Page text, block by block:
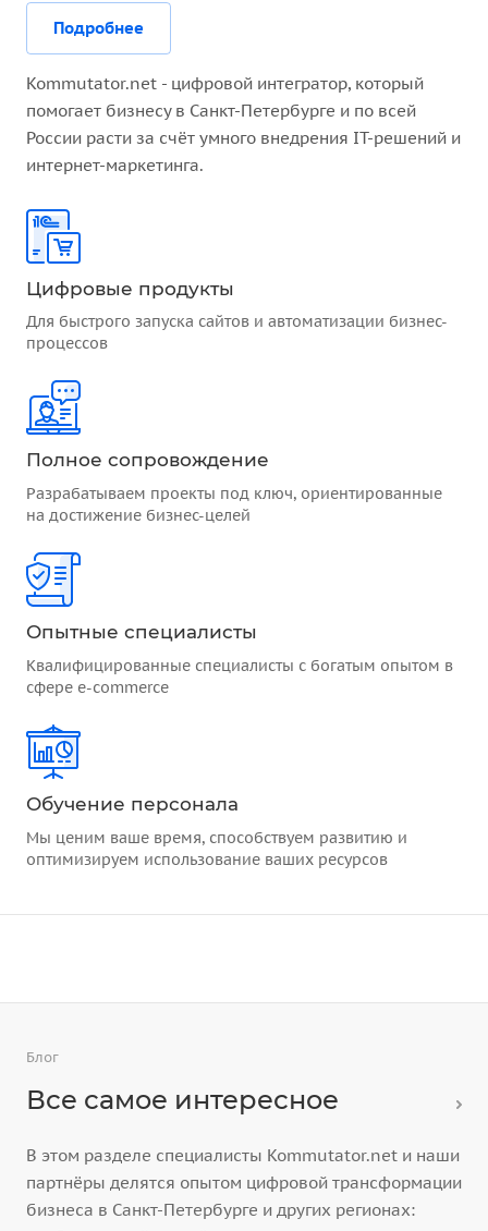
Подробнее
Kommutator.net - цифровой интегратор, который
помогает бизнесу в Санкт-Петербурге и по всей
России расти за счёт умного внедрения IT-решений и
интернет-маркетинга.
Цифровые продукты
Для быстрого запуска сайтов и автоматизации бизнес-
процессов
Полное сопровождение
Разрабатываем проекты под ключ, ориентированные
на достижение бизнес-целей
Опытные специалисты
Квалифицированные специалисты с богатым опытом в
сфере e-commerce
Обучение персонала
Мы ценим ваше время, способствуем развитию и
оптимизируем использование ваших ресурсов
Блог
Все самое интересное
В этом разделе специалисты Kommutator.net и наши
партнёры делятся опытом цифровой трансформации
бизнеса в Санкт-Петербурге и других регионах: